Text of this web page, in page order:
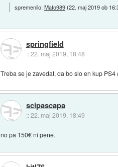
spremenilo:Mato989(22. maj 2019 ob
springfield
::22. maj 2019, 18:48
Treba se je zavedat, da bo slo en kup
scipascapa
::22. maj 2019, 18:49
no pa 150€ ni pene.